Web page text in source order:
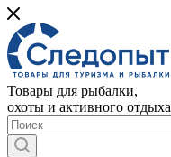
Товары для рыбалки,
охоты и активного отдыха